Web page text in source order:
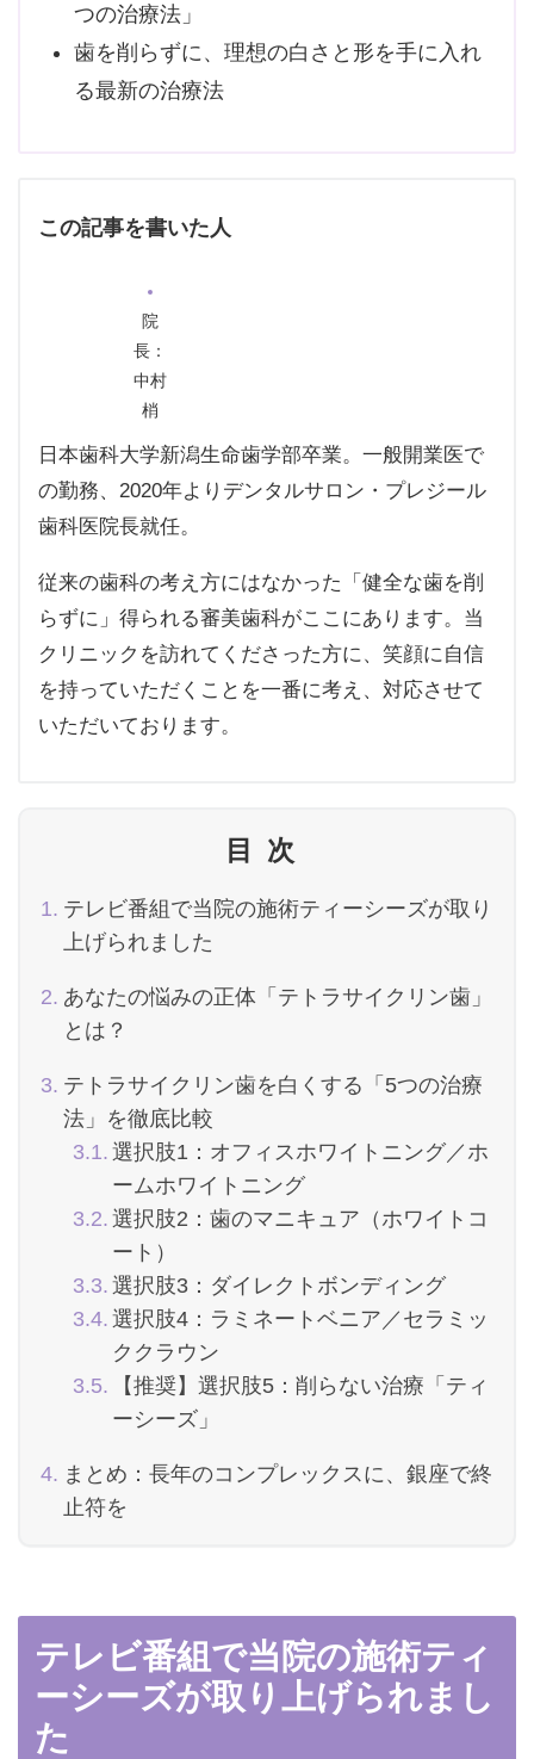
つの治療法」
歯を削らずに、理想の白さと形を手に入れ
る最新の治療法
この記事を書いた人
院
長：
中村
梢
日本歯科大学新潟生命歯学部卒業。一般開業医で
の勤務、2020年よりデンタルサロン・プレジール
歯科医院長就任。
従来の歯科の考え方にはなかった「健全な歯を削
らずに」得られる審美歯科がここにあります。当
クリニックを訪れてくださった方に、笑顔に自信
を持っていただくことを一番に考え、対応させて
いただいております。
目次
テレビ番組で当院の施術ティーシーズが取り
上げられました
あなたの悩みの正体「テトラサイクリン歯」
とは？
テトラサイクリン歯を白くする「5つの治療
法」を徹底比較
選択肢1：オフィスホワイトニング／ホ
ームホワイトニング
選択肢2：歯のマニキュア（ホワイトコ
ート）
選択肢3：ダイレクトボンディング
選択肢4：ラミネートベニア／セラミッ
ククラウン
【推奨】選択肢5：削らない治療「ティ
ーシーズ」
まとめ：長年のコンプレックスに、銀座で終
止符を
テレビ番組で当院の施術ティ
ーシーズが取り上げられまし
た